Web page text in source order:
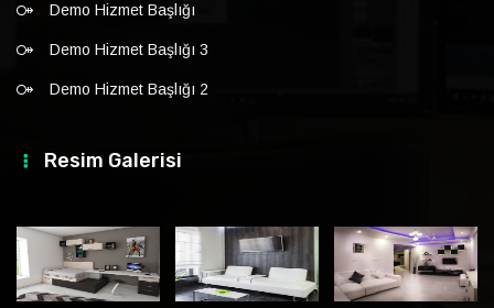
Demo Hizmet Başlığı
Demo Hizmet Başlığı 3
Demo Hizmet Başlığı 2
Resim Galerisi